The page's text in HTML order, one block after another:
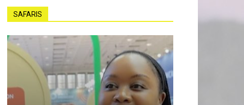
SAFARIS